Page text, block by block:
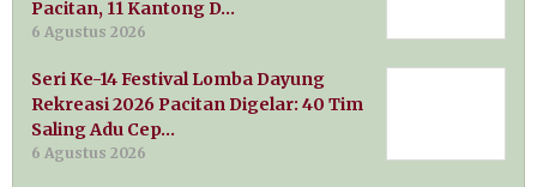
Pacitan, 11 Kantong D…
6 Agustus 2026
Seri Ke-14 Festival Lomba Dayung
Rekreasi 2026 Pacitan Digelar: 40 Tim
Saling Adu Cep…
6 Agustus 2026